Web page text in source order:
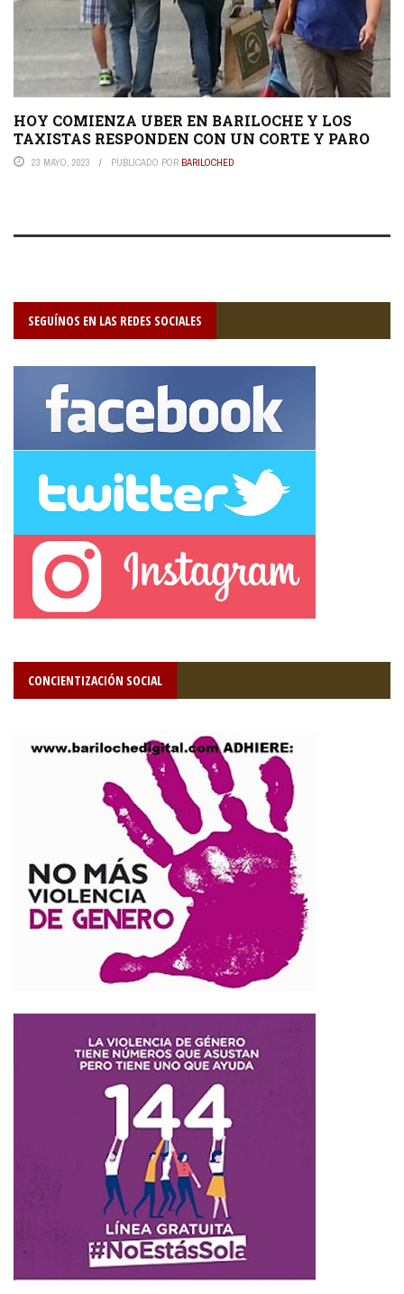
HOY COMIENZA UBER EN BARILOCHE Y LOS
TAXISTAS RESPONDEN CON UN CORTE Y PARO
23 MAYO, 2023 PUBLICADO POR BARILOCHED
SEGUÍNOS EN LAS REDES SOCIALES
CONCIENTIZACIÓN SOCIAL